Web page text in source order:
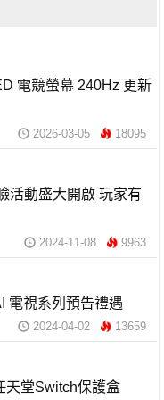
電競螢幕 240Hz 更新
2026-03-05 18095
活動盛大開啟 玩家有
2024-11-08 9963
電視系列預告禮遇
2024-04-02 13659
天堂Switch保護盒